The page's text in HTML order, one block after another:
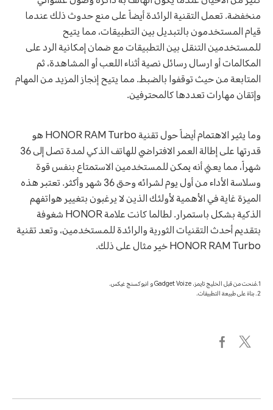
منخفضة. تعمل التقنية الرائدة أيضاً على منع حدوث ذلك عندما
قيام المستخدمون بالتبديل بين التطبيقات، مما يتيح
للمستخدمين التنقل بين التطبيقات مع ضمان إمكانية الرد على
المكالمات أو ارسال رسائل نصية أثناء اللعب أو المشاهدة، ثم
المتابعة من حيث توقفوا بالضبط. مما يتيح إنجاز المزيد من المهام
وإتقان مهارات تعددها كالمحترفين.
وما يثير الاهتمام أيضاً حول تقنية HONOR RAM Turbo هو
قدرتها على إطالة العمر الافتراضي للهاتف الذكي لمدة تصل إلى 36
شهراً، مما يعني أنه يمكن للمستخدمين الاستمتاع بنفس قوة
وسلاسة الأداء من أول يوم لشرائه وحتى 36 شهر وأكثر. تعتبر هذه
الميزة غاية في الأهمية لأولئك الذين لا يرغبون بتغيير هواتفهم
الذكية بشكل باستمرار. لطالما كانت علامة HONOR شغوفة
بتقديم أحدث التقنيات الثورية والرائدة للمستخدمين، وتعد تقنية
HONOR RAM Turbo خير مثال على ذلك.
1.مُنحت من قبل الخليج تايمز، Gadget Voize و انبوكسنج غيكس.
2. بناءً على طبيعة التطبيقات.